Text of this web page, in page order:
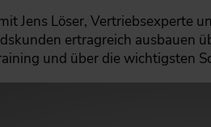
Jens Löser, Vertriebsexperte
ertragreich ausbauen
und über die wichtigsten